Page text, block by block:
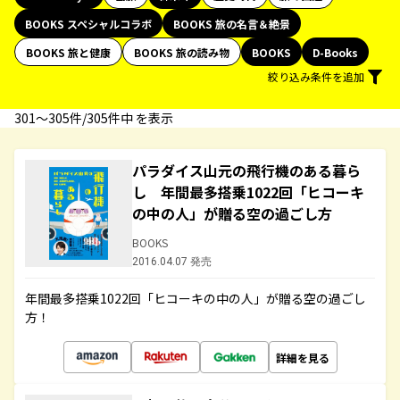
BOOKS スペシャルコラボ
BOOKS 旅の名言＆絶景
BOOKS 旅と健康
BOOKS 旅の読み物 BOOKS
D-Books
絞り込み条件を追加
301〜305件/305件中 を表示
パラダイス山元の飛行機のある暮ら
し 年間最多搭乗1022回「ヒコーキ
の中の人」が贈る空の過ごし方
BOOKS
2016.04.07 発売
年間最多搭乗1022回「ヒコーキの中の人」が贈る空の過ごし
方！
詳細を見る